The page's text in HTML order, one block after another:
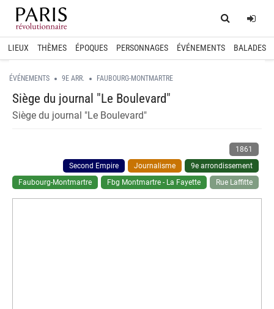
Home
LIEUX THÈMES ÉPOQUES PERSONNAGES ÉVÉNEMENTS BALADES
ÉVÉNEMENTS 9E ARR. FAUBOURG-MONTMARTRE
Siège du journal "Le Boulevard"
Siège du journal "Le Boulevard"
1861
Second Empire
Journalisme
9e arrondissement
Faubourg-Montmartre
Fbg Montmartre - La Fayette Rue Laffitte